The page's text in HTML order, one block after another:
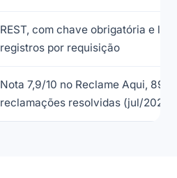
REST, com chave obrigatória e
registros por requisição
Nota 7,9/10 no Reclame Aqui,
reclamações resolvidas (jul/2026)